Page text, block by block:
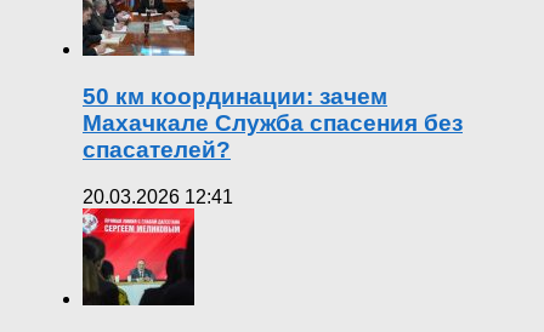
50 км координации: зачем
Махачкале Служба спасения без
спасателей?
20.03.2026 12:41